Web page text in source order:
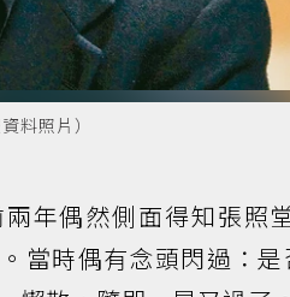
料照片）
年偶然側面得知張照
當時偶有念頭閃過：